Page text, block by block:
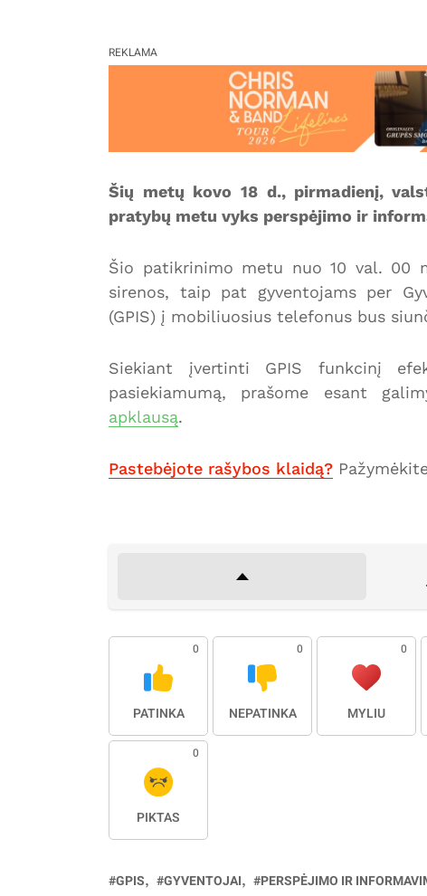
REKLAMA
Šių metų kovo 18 d., pirmadienį,
pratybų metu vyks perspėjimo ir
Šio patikrinimo metu nuo 10 val. 00
sirenos, taip pat gyventojams per
(GPIS) į mobiliuosius telefonus bus
Siekiant įvertinti GPIS funkcinį
pasiekiamumą, prašome esant
apklausą.
Pastebėjote rašybos klaidą?
0
PATINKA
0
NEPATINKA
0
MYLIU
0
PIKTAS
GPIS GYVENTOJAI PERSPĖJIMO IR